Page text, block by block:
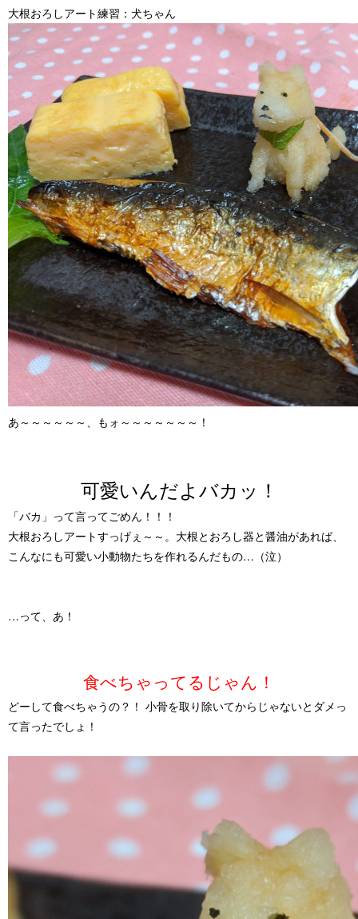
大根おろしアート練習：犬ちゃん
あ～～～～～～、もォ～～～～～～～！
可愛いんだよバカッ！
「バカ」って言ってごめん！！！
大根おろしアートすっげぇ～～。大根とおろし器と醤油があれば、
こんなにも可愛い小動物たちを作れるんだもの…（泣）
…って、 あ！
食べちゃってるじゃん！
どーして食べちゃうの？！ 小骨を取り除いてからじゃないとダメっ
て言ったでしょ！